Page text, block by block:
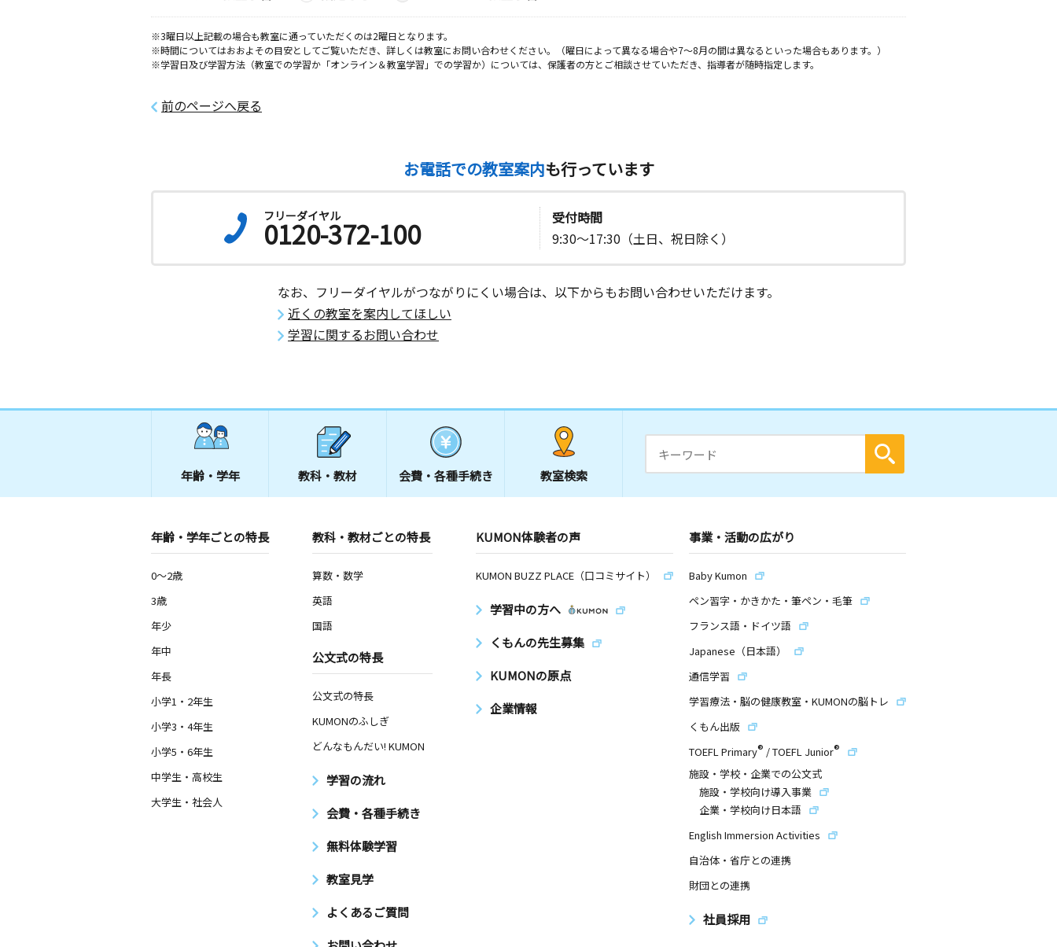
東八幡教室
月 火 水 木 金 土
日
※3曜日以上記載の場合も教室に通っていただくのは2曜日となります。
※時間についてはおおよその目安としてご覧いただき、詳しくは教室にお問い合わせください。（曜日によって異なる場合や7～8月の間は異なるといった場合もあります。）
※学習日及び学習方法（教室での学習か「オンライン＆教室学習」での学習か）については、保護者の方とご相談させていただき、指導者が随時指定します。
前のページへ戻る
お電話での教室案内も行っています
フリーダイヤル
0120-372-100
受付時間
9:30～17:30（土日、祝日除く）
なお、フリーダイヤルがつながりにくい場合は、以下からもお問い合わせいただけます。
近くの教室を案内してほしい
学習に関するお問い合わせ
年齢・学年 教科・教材 会費・ 各種手続き 教室検索
年齢・学年ごとの特長
0～2歳
3歳
年少
年中
年長
小学1・2年生
小学3・4年生
小学5・6年生
中学生・高校生
大学生・社会人
教科・教材ごとの特長
算数・数学
英語
国語
公文式の特長
公文式の特長
KUMONのふしぎ
どんなもんだい! KUMON
学習の流れ
会費・各種手続き
無料体験学習
教室見学
よくあるご質問
KUMON体験者の声
KUMON BUZZ PLACE（口コミサイト）
学習中の方へ
くもんの先生募集
KUMONの原点
企業情報
事業・活動の広がり
Baby Kumon
ペン習字・かきかた・筆ペン・毛筆
フランス語・ドイツ語
Japanese（日本語）
通信学習
学習療法・脳の健康教室・KUMONの脳トレ
くもん出版
TOEFL Primary® /TOEFL Junior®
施設・学校・企業での公文式
施設・学校向け導入事業
企業・学校向け日本語
English Immersion Activities
自治体・省庁との連携
財団との連携
社員採用